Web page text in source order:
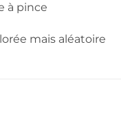
à pince
mais aléatoire